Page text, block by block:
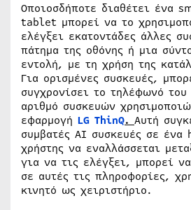
Οποιοσδήποτε διαθέτει ένα
tablet μπορεί να το
ελέγξει εκατοντάδες άλλες
πάτημα της οθόνης ή μια
εντολή, με τη χρήση της
Για ορισμένες συσκευές,
συγχρονίσει το τηλέφωνό
αριθμό συσκευών
εφαρμογή LG ThinQ. Αυτή
συμβατές AI συσκευές σε ένα
χρήστης να εναλλάσσεται
για να τις ελέγξει, μπορεί
σε αυτές τις πληροφορίες,
κινητό ως χειριστήριο.